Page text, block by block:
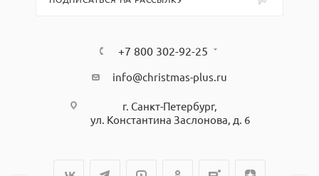
+7 800 302-92-25
info@christmas-plus.ru
г. Санкт-Петербург,
ул. Константина Заслонова, д. 6